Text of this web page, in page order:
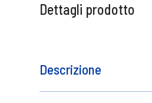
Dettagli prodotto
Descrizione
Maschera per